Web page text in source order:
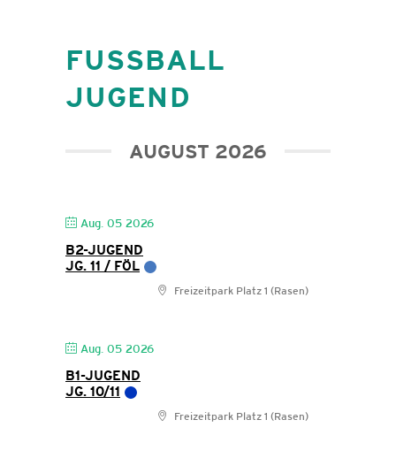
FUSSBALL J
UGEND
AUGUST 2026
Aug. 05 2026
B2-JUGEND
JG. 11 / FÖL
Freizeitpark Platz 1 (Rasen)
Aug. 05 2026
B1-JUGEND
JG. 10/11
Freizeitpark Platz 1 (Rasen)